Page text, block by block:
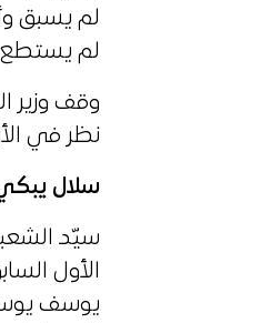
لم يسبق
لم يستطع
وقف وزير
نظر في
سلال
سيّد
الأول
يوسف